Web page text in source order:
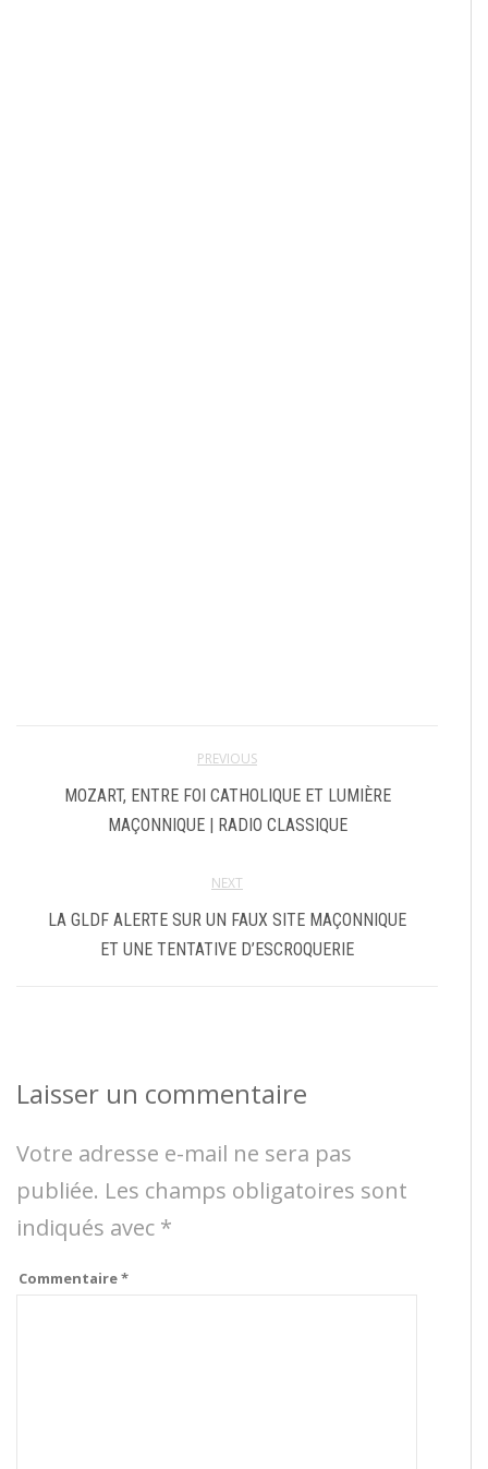
PREVIOUS
MOZART, ENTRE FOI CATHOLIQUE ET LUMIÈRE
MAÇONNIQUE | RADIO CLASSIQUE
NEXT
LA GLDF ALERTE SUR UN FAUX SITE MAÇONNIQUE
ET UNE TENTATIVE D’ESCROQUERIE
Laisser un commentaire
Votre adresse e-mail ne sera pas
publiée. Les champs obligatoires sont
indiqués avec *
Commentaire*